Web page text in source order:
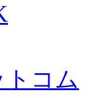
コム